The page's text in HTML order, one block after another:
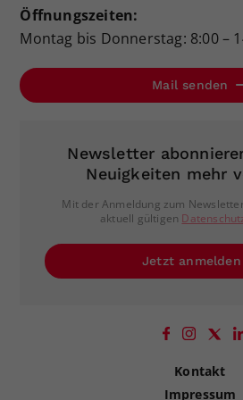
Öffnungszeiten:
Montag bis Donnerstag: 8:00 –
Mail senden
Newsletter
Neuigkeiten mehr
Mit der Anmeldung zum
aktuell gültigen
Jetzt anmelden
Kontakt
Impressum